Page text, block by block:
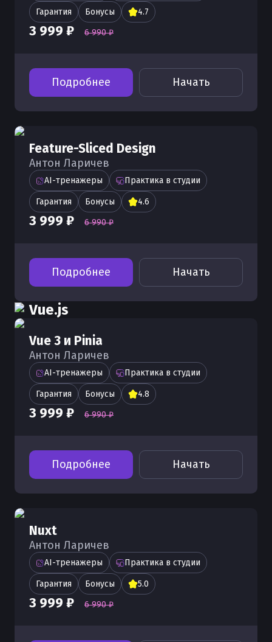
Гарантия Бонусы 4.7
3 999 ₽ 6 990 ₽
Подробнее Начать
Feature-Sliced Design
Антон Ларичев
AI-тренажеры Практика в студии
Гарантия Бонусы 4.6
3 999 ₽ 6 990 ₽
Подробнее Начать
Vue.js
Vue 3 и Pinia
Антон Ларичев
AI-тренажеры Практика в студии
Гарантия Бонусы 4.8
3 999 ₽ 6 990 ₽
Подробнее Начать
Nuxt
Антон Ларичев
AI-тренажеры Практика в студии
Гарантия Бонусы 5.0
3 999 ₽ 6 990 ₽